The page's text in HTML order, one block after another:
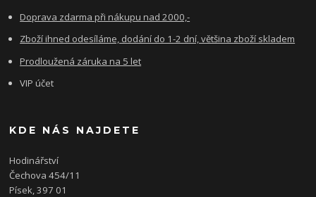
Doprava zdarma při nákupu nad 2000,-
Zboží ihned odesíláme, dodání do 1-2 dní, většina zboží skladem
Prodloužená záruka na 5 let
VIP účet
KDE NÁS NAJDETE
Hodinářství
Čechova 454/11
Písek, 397 01